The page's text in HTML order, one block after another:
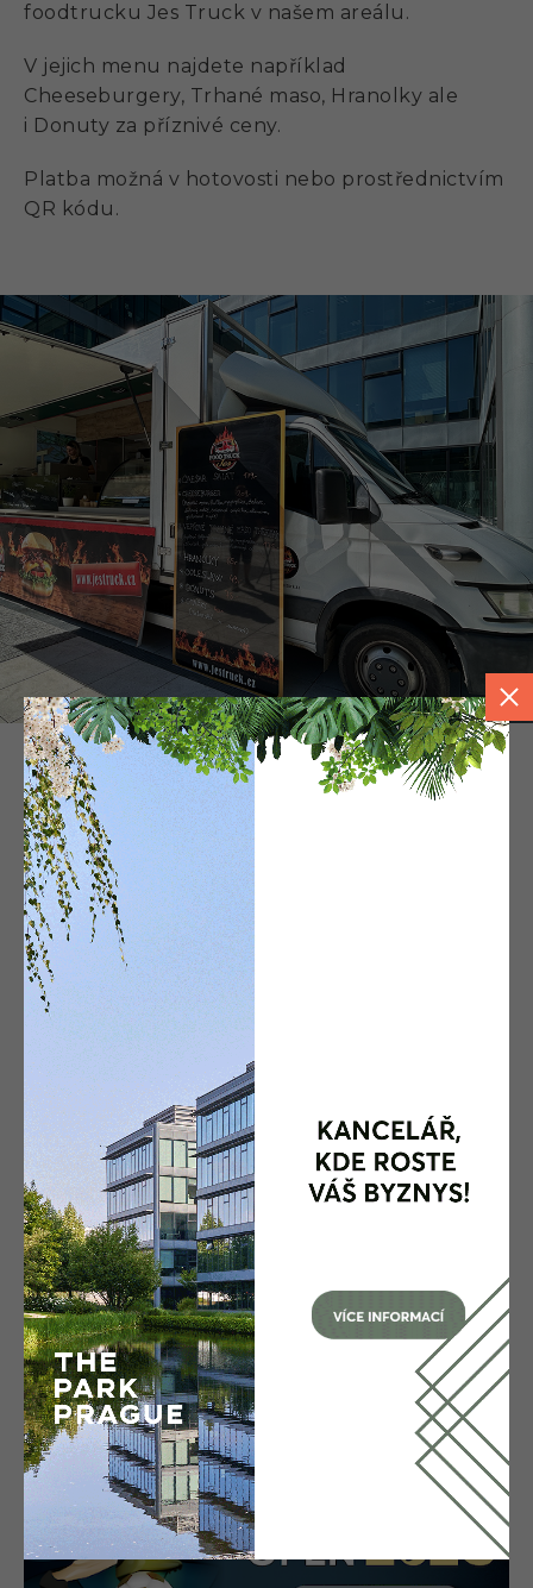
foodtrucku Jes Truck v našem areálu.
V jejich menu najdete například
Cheeseburgery, Trhané maso, Hranolky ale
i Donuty za příznivé ceny.
Platba možná v hotovosti nebo prostřednictvím
QR kódu.
Mohlo by vás zajímat
Druhý příměstský
tábor je za dveřmi!
17.– 21. 8. 2026
THE PARK OPEN 2026